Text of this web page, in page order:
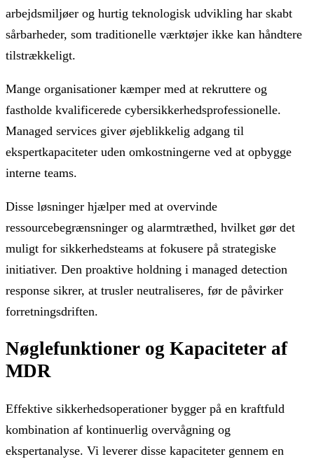
arbejdsmiljøer og hurtig teknologisk udvikling har skabt
sårbarheder, som traditionelle værktøjer ikke kan håndtere
tilstrækkeligt.
Mange organisationer kæmper med at rekruttere og
fastholde kvalificerede cybersikkerhedsprofessionelle.
Managed services giver øjeblikkelig adgang til
ekspertkapaciteter uden omkostningerne ved at opbygge
interne teams.
Disse løsninger hjælper med at overvinde
ressourcebegrænsninger og alarmtræthed, hvilket gør det
muligt for sikkerhedsteams at fokusere på strategiske
initiativer. Den proaktive holdning i managed detection
response sikrer, at trusler neutraliseres, før de påvirker
forretningsdriften.
Nøglefunktioner og Kapaciteter af
MDR
Effektive sikkerhedsoperationer bygger på en kraftfuld
kombination af kontinuerlig overvågning og
ekspertanalyse. Vi leverer disse kapaciteter gennem en